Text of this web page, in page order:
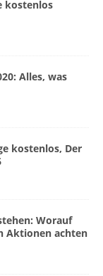
kostenlos
Alles, was
kostenlos, Der
Worauf
Aktionen achten